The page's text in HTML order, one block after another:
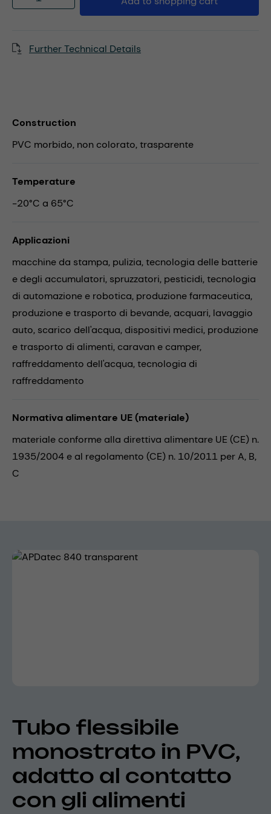
Further Technical Details
Construction
PVC morbido, non colorato, trasparente
Temperature
-20°C a 65°C
Applicazioni
macchine da stampa, pulizia,tecnologia delle batterie
e degli accumulatori, spruzzatori, pesticidi,tecnologia
di automazione e robotica, produzione farmaceutica,
produzione e trasporto di bevande, acquari, lavaggio
auto, scarico dell'acqua, dispositivi medici, produzione
e trasporto di alimenti, caravan e camper,
raffreddamento dell'acqua,tecnologia di
raffreddamento
Normativa alimentare UE (materiale)
materiale conforme alla direttiva alimentare UE (CE) n.
1935/2004 e al regolamento (CE) n. 10/2011 per A, B,
C
Skip image gallery
Tubo flessibile
monostrato in PVC,
adatto al contatto
con gli alimenti